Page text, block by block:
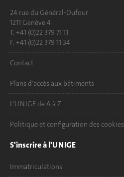
24 rue du Général-Dufour
1211 Genève 4
T. +41 (0)22 379 71 11
F. +41 (0)22 379 11 34
Contact
Plans d'accès aux bâtiments
L'UNIGE de A à Z
Politique et configuration des cookies
S'inscrire à l'UNIGE
Immatriculations